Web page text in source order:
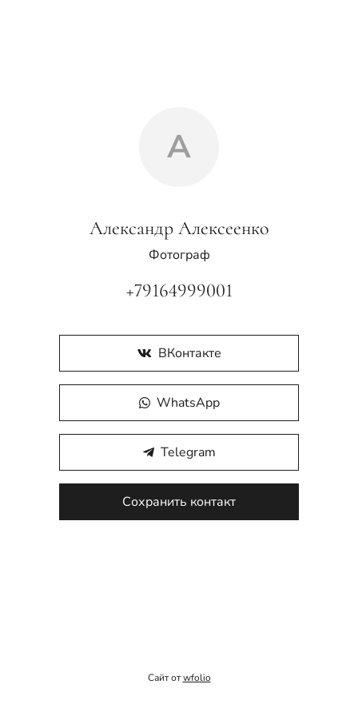
А
Александр Алексеенко
Фотограф
+79164999001
ВКонтакте
WhatsApp
Telegram
Сохранить контакт
Сайт отwfolio